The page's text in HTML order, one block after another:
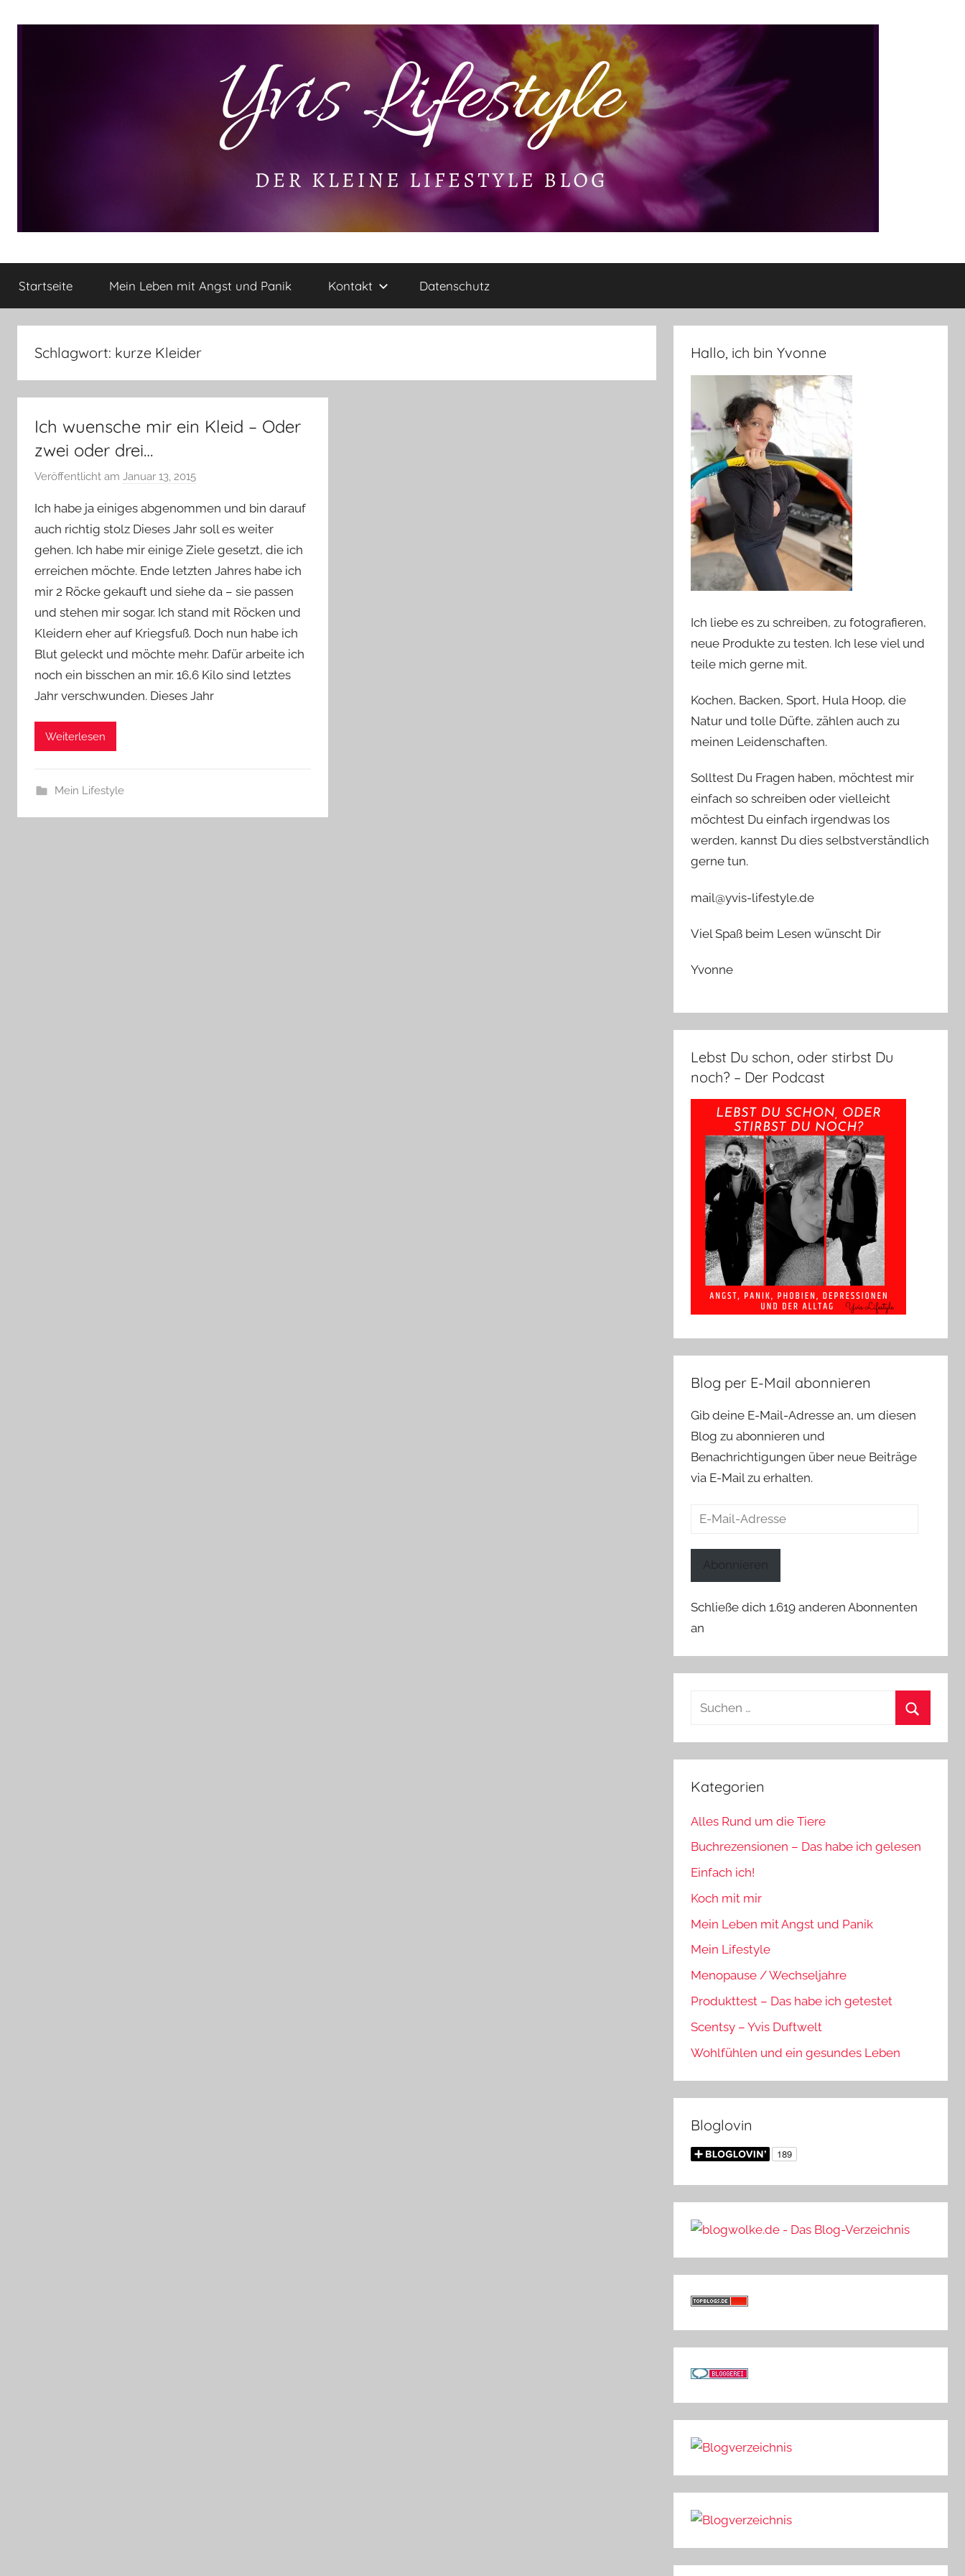
Yvis
Lifestyle
kleine
Lifestyle
Rezensionen,
Produkttests
und
mehr
Startseite Mein Leben mit Angst und Panik Kontakt Datenschutz
Schlagwort: kurze Kleider
Ich wuensche mir ein Kleid – Oder
zwei oder drei…
Veröffentlicht am Januar 13, 2015
n
Y
v
o
n
n
e
Ich habe ja einiges abgenommen und bin darauf
auch richtig stolz Dieses Jahr soll es weiter
gehen. Ich habe mir einige Ziele gesetzt, die ich
erreichen möchte. Ende letzten Jahres habe ich
mir 2 Röcke gekauft und siehe da – sie passen
und stehen mir sogar. Ich stand mit Röcken und
Kleidern eher auf Kriegsfuß. Doch nun habe ich
Blut geleckt und möchte mehr. Dafür arbeite ich
noch ein bisschen an mir. 16,6 Kilo sind letztes
Jahr verschwunden. Dieses Jahr
Weiterlesen
Mein Lifestyle
Hallo, ich bin Yvonne
Ich liebe es zu schreiben, zu fotografieren,
neue Produkte zu testen. Ich lese viel und
teile mich gerne mit.
Kochen, Backen, Sport, Hula Hoop, die
Natur und tolle Düfte, zählen auch zu
meinen Leidenschaften.
Solltest Du Fragen haben, möchtest mir
einfach so schreiben oder vielleicht
möchtest Du einfach irgendwas los
werden, kannst Du dies selbstverständlich
gerne tun.
mail@yvis-lifestyle.de
Viel Spaß beim Lesen wünscht Dir
Yvonne
Lebst Du schon, oder stirbst Du
noch? – Der Podcast
Blog per E-Mail abonnieren
Gib deine E-Mail-Adresse an, um diesen
Blog zu abonnieren und
Benachrichtigungen über neue Beiträge
via E-Mail zu erhalten.
E-
Abonnieren
Schließe dich 1.619 anderen Abonnenten
an
Suchen
Kategorien
Alles Rund um die Tiere
Buchrezensionen – Das habe ich gelesen
Einfach ich!
Koch mit mir
Mein Leben mit Angst und Panik
Mein Lifestyle
Menopause / Wechseljahre
Produkttest – Das habe ich getestet
Scentsy – Yvis Duftwelt
Wohlfühlen und ein gesundes Leben
Bloglovin